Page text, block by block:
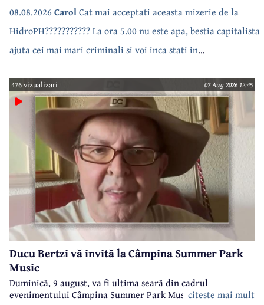
08.08.2026 CarolCat mai acceptati aceasta mizerie de la
HidroPH??????????? La ora 5.00 nu este apa, bestia capitalista
ajuta cei mai mari criminali si voi inca stati in
476 vizualizari 07 Aug 2026 12:45
Ducu Bertzi vă invită la Câmpina Summer Park
Music
Duminică, 9 august, va fi ultima seară din cadrul
evenimentului Câmpina Summer Park Music 2026.citeste mai mult